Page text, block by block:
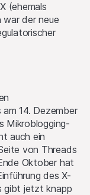
(ehemals
der neue
14. Dezember
Mikroblogging-
auch ein
von Threads
Oktober hat
des X-
gibt jetzt knapp